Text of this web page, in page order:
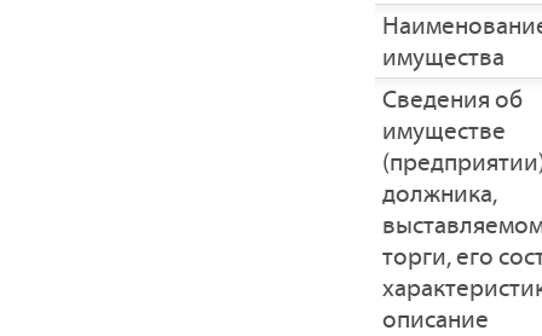
имущества
Cведения об
имуществе
должника,
торги, его
описание